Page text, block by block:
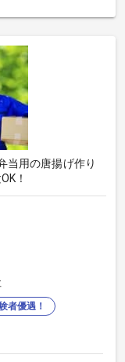
当用の唐揚げ作り
！
者優遇！